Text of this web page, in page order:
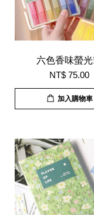
六色香味螢
NT$ 75.00
加入購物車